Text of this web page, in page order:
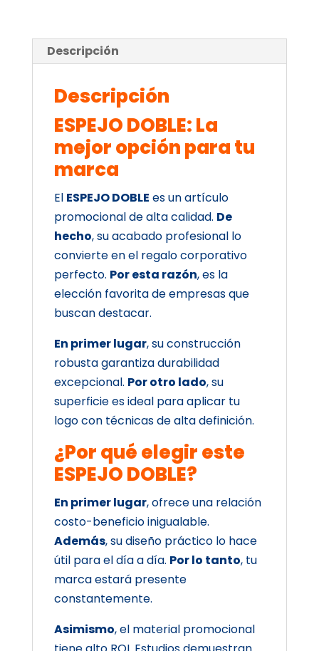
Descripción
Descripción
ESPEJO DOBLE: La
mejor opción para tu
marca
El ESPEJO DOBLE es un artículo
promocional de alta calidad. De
hecho, su acabado profesional lo
convierte en el regalo corporativo
perfecto. Por esta razón, es la
elección favorita de empresas que
buscan destacar.
En primer lugar, su construcción
robusta garantiza durabilidad
excepcional. Por otro lado, su
superficie es ideal para aplicar tu
logo con técnicas de alta definición.
¿Por qué elegir este
ESPEJO DOBLE?
En primer lugar, ofrece una relación
costo-beneficio inigualable.
Además, su diseño práctico lo hace
útil para el día a día. Por lo tanto, tu
marca estará presente
constantemente.
Asimismo, el material promocional